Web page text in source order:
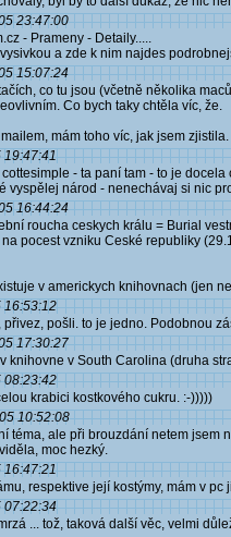
23:47:00
- Prameny - Detaily.....
a zde k nim najdes
15:07:24
co tu jsou (včetně několika
Co bych taky chtěla víc, že.
mám toho víc, jak jsem zjistila.
19:47:41
- ta paní tam - to je
vyspělej národ - nenechávaj si nic
16:44:24
roucha ceskych králu = Burial
pocest vzniku Ceské republiky
v americkych knihovnach (jen
16:53:12
přivez, pošli. to je jedno. Podobnou
17:30:27
knihovne v South Carolina (druha
08:23:42
krabici kostkového cukru. :-)))))
10:52:08
téma, ale při brouzdání netem jsem
moc hezký.
16:47:21
respektive její kostýmy, mám v
07:22:34
... tož, taková další věc, velmi